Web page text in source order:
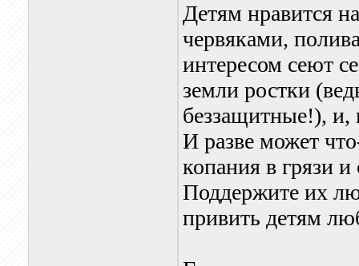
Детям нравится
червяками,
интересом сеют
земли ростки
беззащитные!),
И разве может
копания в грязи и
Поддержите их
привить детям